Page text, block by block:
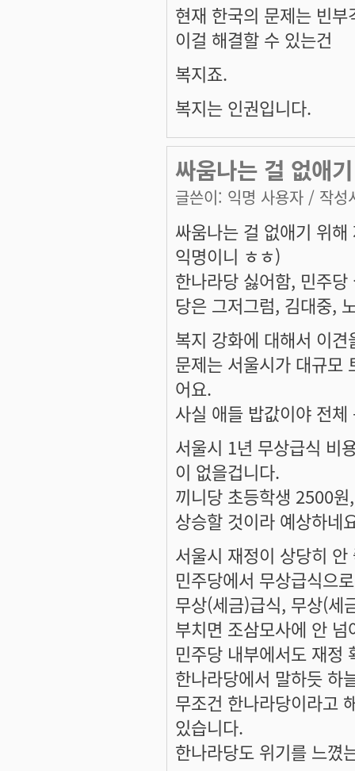
현재 한국의 문제는 빈
이걸 해결할 수 있는건
복지죠.
복지는 인권입니다.
싸움나는 걸 없애
글쓴이: 익명 사용자 / 작성
싸움나는 걸 없애기 위
익명이니 ㅎㅎ)
한나라당 싫어함, 민주
당은 그저그럼, 김대중,
복지 강화에 대해서 이
문제는 서울시가 대규모
어요.
사실 애들 밥값이야 전
서울시 1년 무상급식 비
이 없을겁니다.
끼니당 초등학생 2500
상승할 것이라 예상하네
서울시 재정이 상당히
민주당에서 무상급식으
무상(세금)급식, 무상(세
부치면 조삼모사에 안
민주당 내부에서도 재정
한나라당에서 말하듯 하
무조건 한나라당이라고
있습니다.
한나라당도 위기를 느꼈